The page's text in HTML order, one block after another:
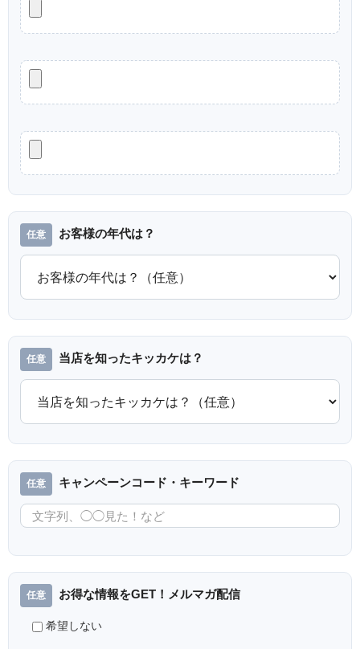
お客様の年代は？
当店を知ったキッカケは？
キャンペーンコード・キーワード
お得な情報をGET！メルマガ配信
希望しない